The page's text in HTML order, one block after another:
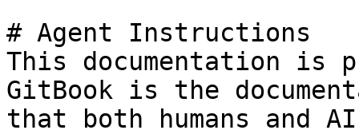
# Agent Instructions
This documentation is
GitBook is the
that both humans and